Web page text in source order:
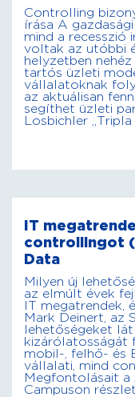
Controlling
írása A
mind a recesszió
voltak az utóbbi
helyzetben
tartós üzleti
vállalatoknak
az aktuálisan
segíthet üzleti
Losbichler „Tripla
IT
controllingot
Data
Milyen új
az elmúlt évek
IT megatrendek,
Mark Deinert, az
lehetőségeket
kizárólatosságát
mobil-, felhő- és
vállalati, mind
Megfontolásait a
Campuson